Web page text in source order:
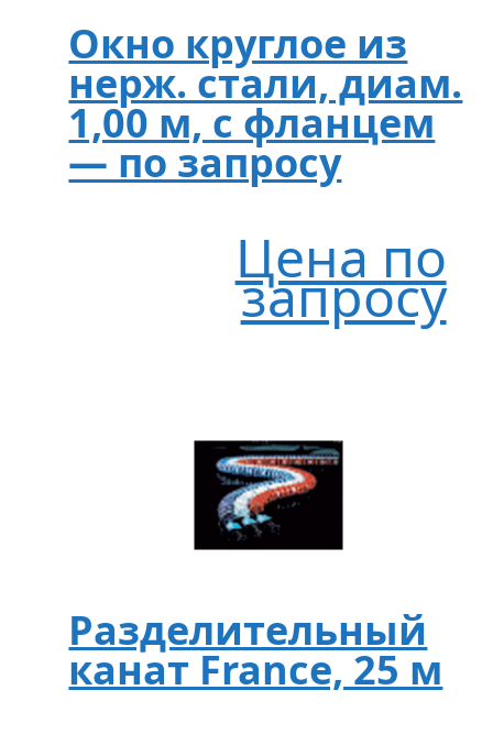
Окно круглое из
нерж. стали, диам.
1,00 м, с фланцем
— по запросу
Цена по
запросу
Разделительный
канат France, 25 м